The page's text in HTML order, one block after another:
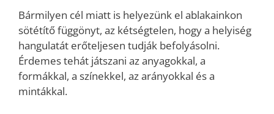
Bármilyen cél miatt is helyezünk el ablakainkon
sötétítő függönyt, az kétségtelen, hogy a helyiség
hangulatát erőteljesen tudják befolyásolni.
Érdemes tehát játszani az anyagokkal, a
formákkal, a színekkel, az arányokkal és a
mintákkal.